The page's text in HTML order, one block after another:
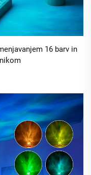
16 barv in